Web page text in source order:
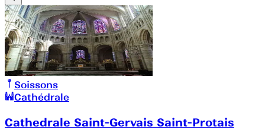
Soissons
Cathédrale
Cathedrale Saint-Gervais Saint-Protais